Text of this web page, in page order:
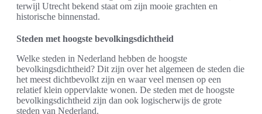
terwijl Utrecht bekend staat om zijn mooie grachten en
historische binnenstad.
Steden met hoogste bevolkingsdichtheid
Welke steden in Nederland hebben de hoogste
bevolkingsdichtheid? Dit zijn over het algemeen de steden die
het meest dichtbevolkt zijn en waar veel mensen op een
relatief klein oppervlakte wonen. De steden met de hoogste
bevolkingsdichtheid zijn dan ook logischerwijs de grote
steden van Nederland.